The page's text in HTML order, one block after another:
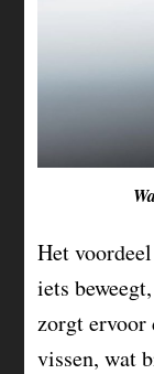
Het
iets
zorgt ervoor
vissen, wat